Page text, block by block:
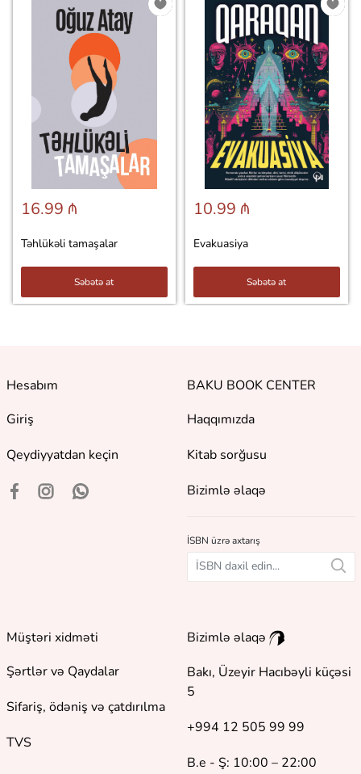
16.99 ₼
Təhlükəli tamaşalar
Səbətə at
10.99 ₼
Evakuasiya
Səbətə at
Hesabım
Giriş
Qeydiyyatdan keçin
BAKU BOOK CENTER
Haqqımızda
Kitab sorğusu
Bizimlə əlaqə
İSBN üzrə axtarış
Müştəri xidməti
Şərtlər və Qaydalar
Sifariş, ödəniş və çatdırılma
TVS
Bizimlə əlaqə
Bakı, Üzeyir Hacıbəyli küçəsi
5
+994 12 505 99 99
B.e - Ş: 10:00 – 22:00